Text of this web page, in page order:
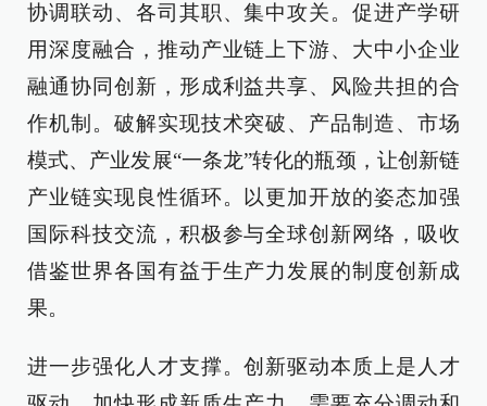
协调联动、各司其职、集中攻关。促进产学研
用深度融合，推动产业链上下游、大中小企业
融通协同创新，形成利益共享、风险共担的合
作机制。破解实现技术突破、产品制造、市场
模式、产业发展“一条龙”转化的瓶颈，让创新链
产业链实现良性循环。以更加开放的姿态加强
国际科技交流，积极参与全球创新网络，吸收
借鉴世界各国有益于生产力发展的制度创新成
果。
进一步强化人才支撑。创新驱动本质上是人才